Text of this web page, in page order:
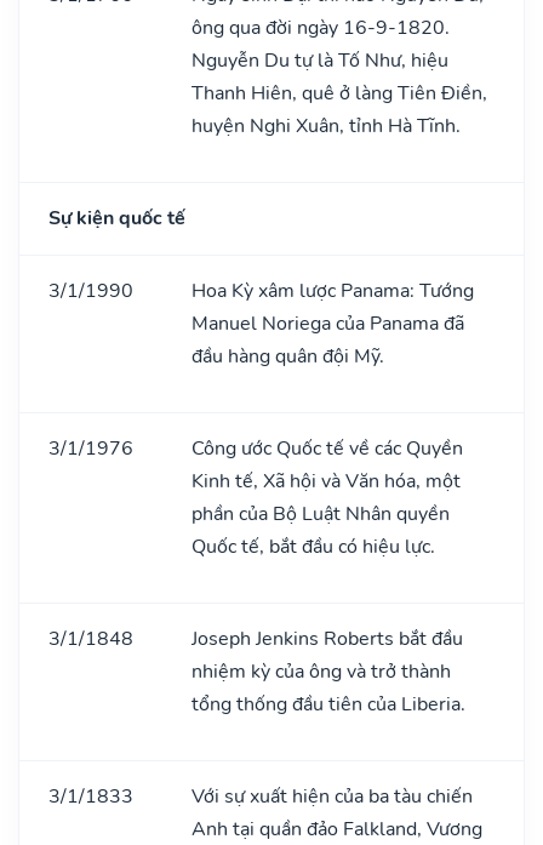
ông qua đời ngày 16-9-1820.
Nguyễn Du tự là Tố Như, hiệu
Thanh Hiên, quê ở làng Tiên Điền,
huyện Nghi Xuân, tỉnh Hà Tĩnh.
Sự kiện quốc tế
3/1/1990
Hoa Kỳ xâm lược Panama: Tướng
Manuel Noriega của Panama đã
đầu hàng quân đội Mỹ.
3/1/1976
Công ước Quốc tế về các Quyền
Kinh tế, Xã hội và Văn hóa, một
phần của Bộ Luật Nhân quyền
Quốc tế, bắt đầu có hiệu lực.
3/1/1848
Joseph Jenkins Roberts bắt đầu
nhiệm kỳ của ông và trở thành
tổng thống đầu tiên của Liberia.
3/1/1833
Với sự xuất hiện của ba tàu chiến
Anh tại quần đảo Falkland, Vương